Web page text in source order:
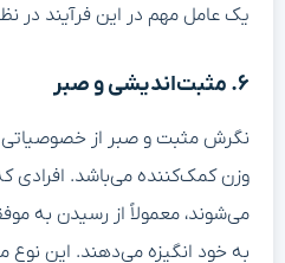
یک عامل مهم در این فرآیند در
۶. مثبت‌اندیشی و صبر
نگرش مثبت و صبر از
وزن کمک‌کننده می‌باشد.
می‌شوند، معمولاً از رسیدن به
به خود انگیزه می‌دهند. این